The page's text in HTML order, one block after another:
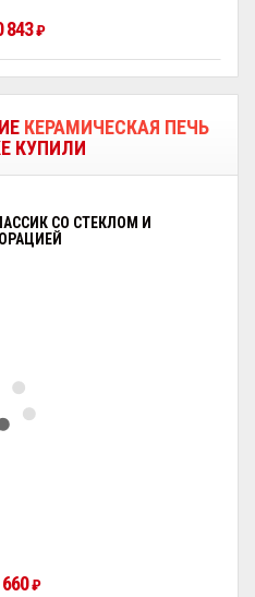
843₽
КЕРАМИЧЕСКАЯ ПЕЧЬ
КУПИЛИ
СО СТЕКЛОМ И
₽